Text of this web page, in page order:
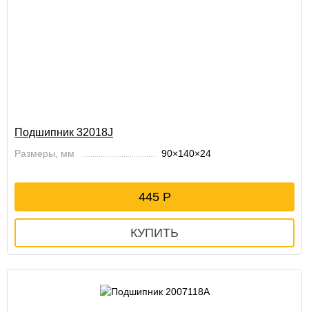
Подшипник 32018J
Размеры, мм 90×140×24
445